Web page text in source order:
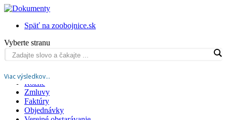
Späť na zoobojnice.sk
Vyberte stranu
Viac výsledkov...
All
Rôzne
Zmluvy
Faktúry
Objednávky